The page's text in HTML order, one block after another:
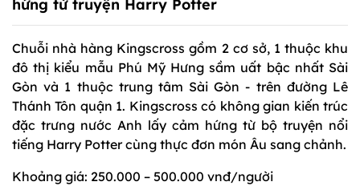
hứng từ truyện Harry Potter
Chuỗi nhà hàng Kingscross gồm 2 cơ sở, 1 thuộc khu
đô thị kiểu mẫu Phú Mỹ Hưng sầm uất bậc nhất Sài
Gòn và 1 thuộc trung tâm Sài Gòn - trên đường Lê
Thánh Tôn quận 1. Kingscross có không gian kiến trúc
đặc trưng nước Anh lấy cảm hứng từ bộ truyện nổi
tiếng Harry Potter cùng thực đơn món Âu sang chảnh.
Khoảng giá: 250.000 – 500.000 vnđ/người